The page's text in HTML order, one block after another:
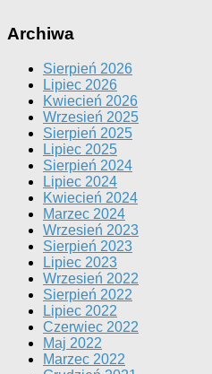
Archiwa
Sierpień 2026
Lipiec 2026
Kwiecień 2026
Wrzesień 2025
Sierpień 2025
Lipiec 2025
Sierpień 2024
Lipiec 2024
Kwiecień 2024
Marzec 2024
Wrzesień 2023
Sierpień 2023
Lipiec 2023
Wrzesień 2022
Sierpień 2022
Lipiec 2022
Czerwiec 2022
Maj 2022
Marzec 2022